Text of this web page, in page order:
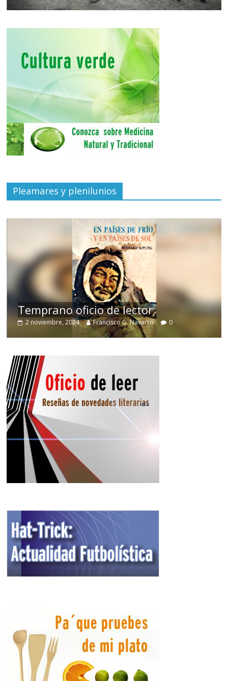
Pleamares y plenilunios
Temprano oficio de lector
2 noviembre, 2024 Francisco G. Navarro 0